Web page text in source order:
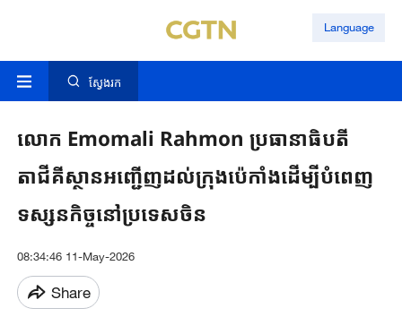
Language
ស្វែងរក
លោក Emomali Rahmon ប្រធានាធិបតី
តាជីគីស្ថានអញ្ជើញដល់ក្រុងប៉េកាំងដើម្បីបំពេញ
ទស្សនកិច្ចនៅប្រទេសចិន
08:34:46 11-May-2026
Share